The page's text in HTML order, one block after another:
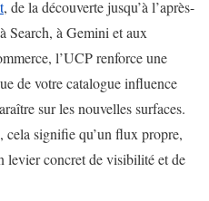
, de la découverte jusqu’à l’après-
Search, à Gemini et aux
l’UCP renforce une
de votre catalogue influence
sur les nouvelles surfaces.
cela signifie qu’un flux propre,
levier concret de visibilité et de